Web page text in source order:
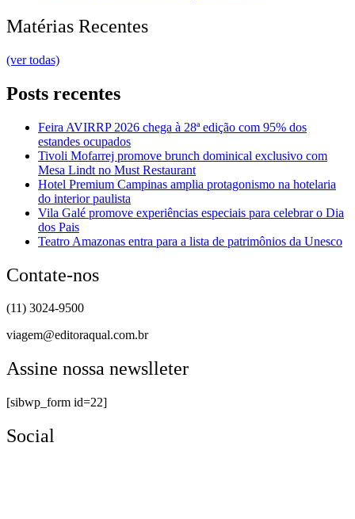
Matérias Recentes
(ver todas)
Posts recentes
Feira AVIRRP 2026 chega à 28ª edição com 95% dos
estandes ocupados
Tivoli Mofarrej promove brunch dominical exclusivo com
Mesa Lindt no Must Restaurant
Hotel Premium Campinas amplia protagonismo na hotelaria
do interior paulista
Vila Galé promove experiências especiais para celebrar o Dia
dos Pais
Teatro Amazonas entra para a lista de patrimônios da Unesco
Contate-nos
(11) 3024-9500
viagem@editoraqual.com.br
Assine nossa newslleter
[sibwp_form id=22]
Social